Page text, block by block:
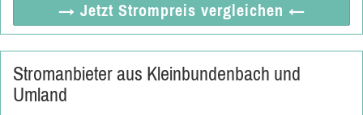
→ Jetzt Strompreis vergleichen ←
Stromanbieter aus Kleinbundenbach und
Umland